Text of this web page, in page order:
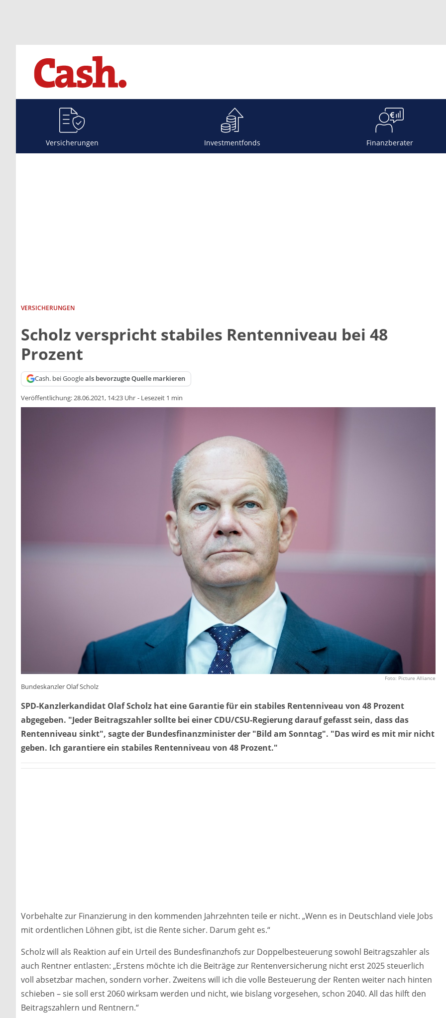
Versicherungen Investmentfonds Finanzberater
VERSICHERUNGEN
Scholz verspricht stabiles Rentenniveau bei 48
Prozent
Cash. bei Googleals bevorzugte Quelle markieren
Veröffentlichung:28.06.2021, 14:23 Uhr - Lesezeit 1 min
Foto: Picture Alliance
Bundeskanzler Olaf Scholz
SPD-Kanzlerkandidat Olaf Scholz hat eine Garantie für ein stabiles Rentenniveau von 48 Prozent
abgegeben. "Jeder Beitragszahler sollte bei einer CDU/CSU-Regierung darauf gefasst sein, dass das
Rentenniveau sinkt", sagte der Bundesfinanzminister der "Bild am Sonntag". "Das wird es mit mir nicht
geben. Ich garantiere ein stabiles Rentenniveau von 48 Prozent."
Vorbehalte zur Finanzierung in den kommenden Jahrzehnten teile er nicht. „Wenn es in Deutschland viele Jobs
mit ordentlichen Löhnen gibt, ist die Rente sicher. Darum geht es.“
Scholz will als Reaktion auf ein Urteil des Bundesfinanzhofs zur Doppelbesteuerung sowohl Beitragszahler als
auch Rentner entlasten: „Erstens möchte ich die Beiträge zur Rentenversicherung nicht erst 2025 steuerlich
voll absetzbar machen, sondern vorher. Zweitens will ich die volle Besteuerung der Renten weiter nach hinten
schieben – sie soll erst 2060 wirksam werden und nicht, wie bislang vorgesehen, schon 2040. All das hilft den
Beitragszahlern und Rentnern.“